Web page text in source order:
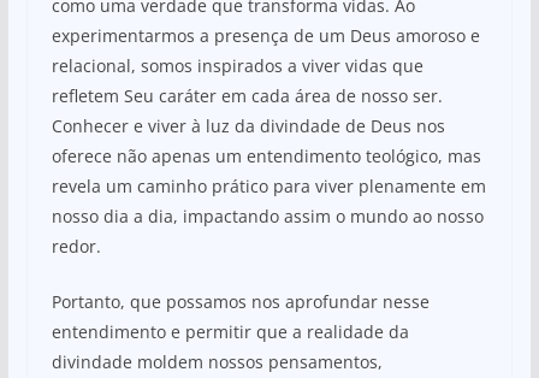
como uma verdade que transforma vidas. Ao
experimentarmos a presença de um Deus amoroso e
relacional, somos inspirados a viver vidas que
refletem Seu caráter em cada área de nosso ser.
Conhecer e viver à luz da divindade de Deus nos
oferece não apenas um entendimento teológico, mas
revela um caminho prático para viver plenamente em
nosso dia a dia, impactando assim o mundo ao nosso
redor.
Portanto, que possamos nos aprofundar nesse
entendimento e permitir que a realidade da
divindade moldem nossos pensamentos,